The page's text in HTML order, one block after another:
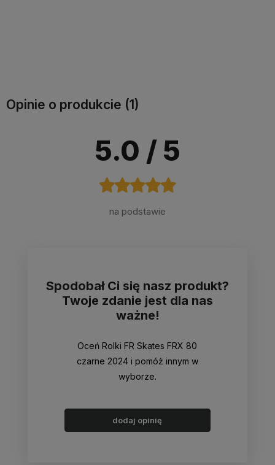
Opinie o produkcie (1)
5.0 / 5
na podstawie
Spodobał Ci się nasz produkt?
Twoje zdanie jest dla nas
ważne!
Oceń Rolki FR Skates FRX 80
czarne 2024 i pomóż innym w
wyborze.
dodaj opinię